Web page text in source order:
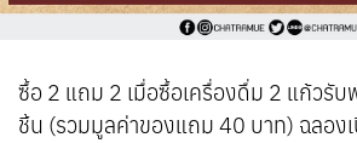
ซื้อ 2 แถม 2 เมื่อซื้อเครื่องดื่ม 2 แก้วรั
ชิ้น (รวมมูลค่าของแถม 40 บาท) ฉลอง